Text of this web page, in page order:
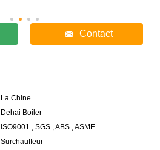
Contact
La Chine
Dehai Boiler
ISO9001 , SGS , ABS , ASME
Surchauffeur